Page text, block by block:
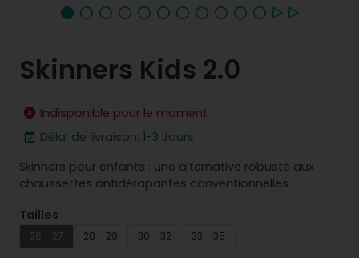
Skinners Kids 2.0
Indisponible pour le moment
Délai de livraison: 1-3 Jours
Skinners pour enfants : une alternative robuste aux
chaussettes antidérapantes conventionnelles.
Tailles
26 - 27 28 - 29 30 - 32 33 - 35